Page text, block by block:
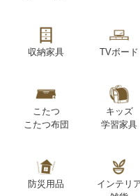
収納家具 TVボード
こたつ
こたつ布団
キッズ
学習家具
防災用品
インテリ